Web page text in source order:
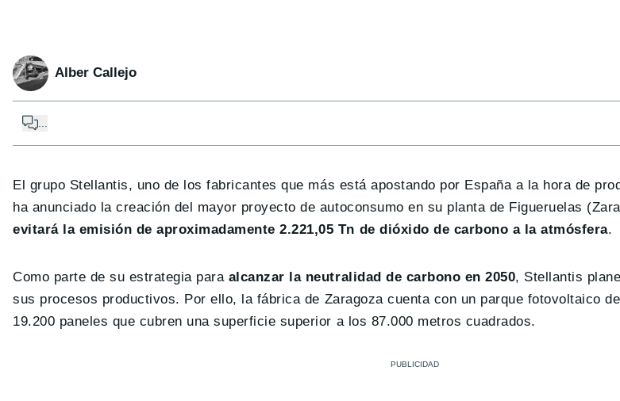
Alber Callejo
El grupo Stellantis, uno de los fabricantes que más está apostando por España a la hora de
ha anunciado la creación del mayor proyecto de autoconsumo en su planta de Figueruelas
evitará la emisión de aproximadamente 2.221,05 Tn de dióxido de carbono a la atmósfera.
Como parte de su estrategia para alcanzar la neutralidad de carbono en 2050, Stellantis
sus procesos productivos. Por ello, la fábrica de Zaragoza cuenta con un parque fotovoltaico
19.200 paneles que cubren una superficie superior a los 87.000 metros cuadrados.